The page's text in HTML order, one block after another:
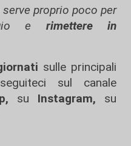
proprio poco per
e rimettere in
sulle principali
sul canale
su Instagram, su